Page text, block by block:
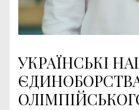
УКРАЇНСЬКІ